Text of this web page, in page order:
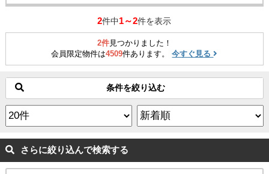
2件中1～2件を表示
2件見つかりました！
会員限定物件は4509件あります。今すぐ見る
条件を絞り込む
さらに絞り込んで検索する